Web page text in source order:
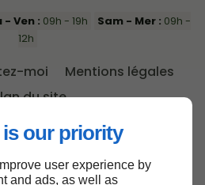
our priority
user experience by
and ads, as well as
- Ven : 09h - 19h Sam - Mer : 09h -
12h
moi
Mentions légales
du site